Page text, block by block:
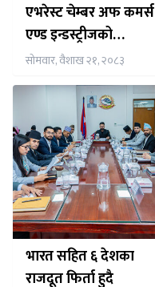
एभरेस्ट चेम्बर अफ कमर्स
एण्ड इन्डस्ट्रीजको
अध्यक्षमा डा. मोहन कुमार
कार्की सर्वसम्मत चयन
सोमवार, वैशाख २१, २०८३
भारत सहित ६ देशका
राजदूत फिर्ता हुदै